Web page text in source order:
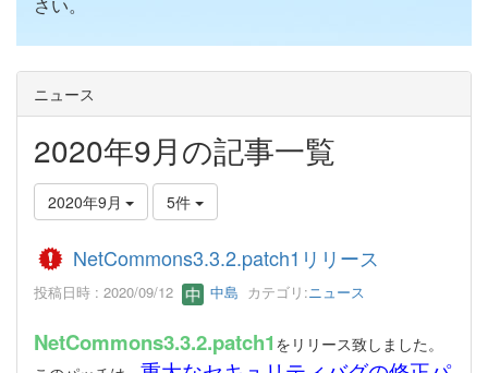
ニュース
2020年9月の記事一覧
2020年9月 5件
NetCommons3.3.2.patch1リリース
投稿日時 : 2020/09/12 中島 カテゴリ:ニュース
NetCommons3.3.2.patch1 をリリース致しました。